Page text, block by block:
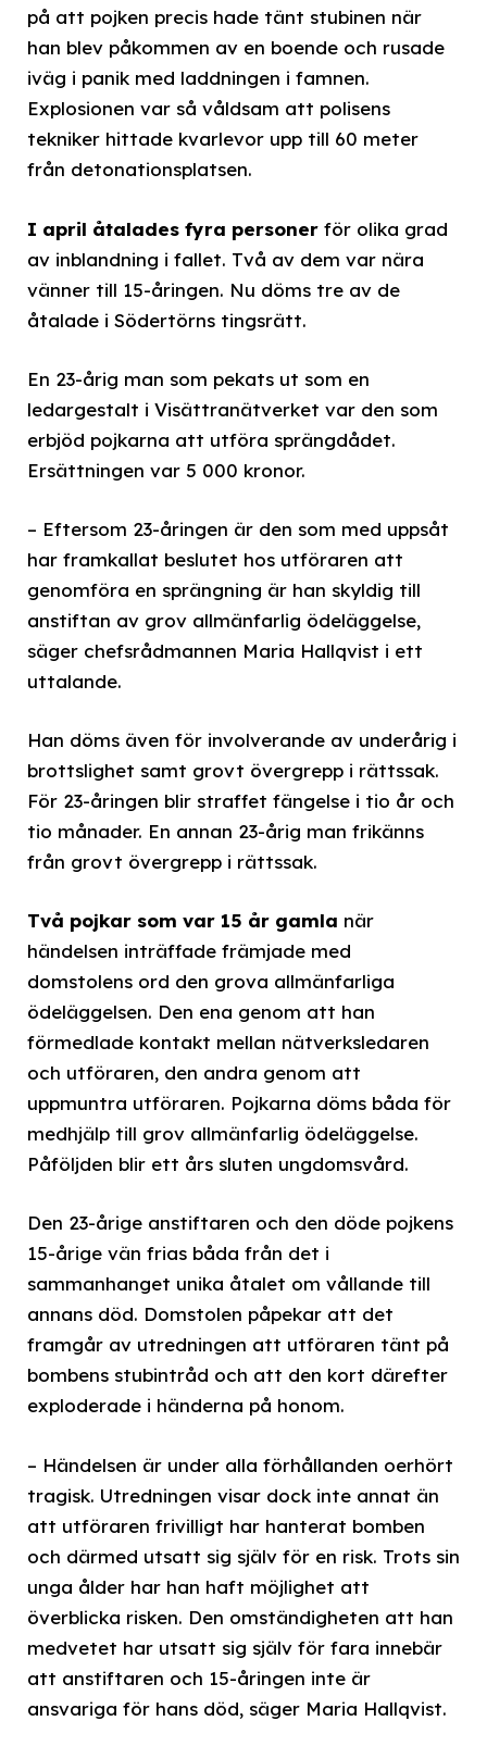
på att pojken precis hade tänt stubinen när
han blev påkommen av en boende och rusade
iväg i panik med laddningen i famnen.
Explosionen var så våldsam att polisens
tekniker hittade kvarlevor upp till 60 meter
från detonationsplatsen.
I april åtalades fyra personer för olika grad
av inblandning i fallet. Två av dem var nära
vänner till 15-åringen. Nu döms tre av de
åtalade i Södertörns tingsrätt.
En 23-årig man som pekats ut som en
ledargestalt i Visättranätverket var den som
erbjöd pojkarna att utföra sprängdådet.
Ersättningen var 5 000 kronor.
– Eftersom 23-åringen är den som med uppsåt
har framkallat beslutet hos utföraren att
genomföra en sprängning är han skyldig till
anstiftan av grov allmänfarlig ödeläggelse,
säger chefsrådmannen Maria Hallqvist i ett
uttalande.
Han döms även för involverande av underårig i
brottslighet samt grovt övergrepp i rättssak.
För 23-åringen blir straffet fängelse i tio år och
tio månader. En annan 23-årig man frikänns
från grovt övergrepp i rättssak.
Två pojkar som var 15 år gamla när
händelsen inträffade främjade med
domstolens ord den grova allmänfarliga
ödeläggelsen. Den ena genom att han
förmedlade kontakt mellan nätverksledaren
och utföraren, den andra genom att
uppmuntra utföraren. Pojkarna döms båda för
medhjälp till grov allmänfarlig ödeläggelse.
Påföljden blir ett års sluten ungdomsvård.
Den 23-årige anstiftaren och den döde pojkens
15-årige vän frias båda från det i
sammanhanget unika åtalet om vållande till
annans död. Domstolen påpekar att det
framgår av utredningen att utföraren tänt på
bombens stubintråd och att den kort därefter
exploderade i händerna på honom.
– Händelsen är under alla förhållanden oerhört
tragisk. Utredningen visar dock inte annat än
att utföraren frivilligt har hanterat bomben
och därmed utsatt sig själv för en risk. Trots sin
unga ålder har han haft möjlighet att
överblicka risken. Den omständigheten att han
medvetet har utsatt sig själv för fara innebär
att anstiftaren och 15-åringen inte är
ansvariga för hans död, säger Maria Hallqvist.